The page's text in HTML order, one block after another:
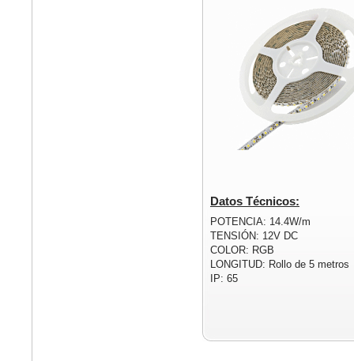
Datos Técnicos:
POTENCIA: 14.4W/m
TENSIÓN: 12V DC
COLOR: RGB
LONGITUD: Rollo de 5 metros
IP: 65